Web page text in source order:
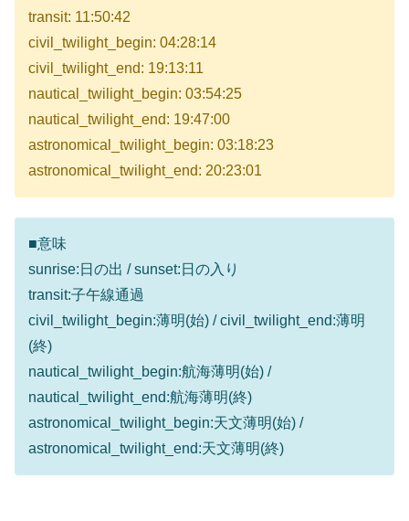
transit: 11:50:42
civil_twilight_begin: 04:28:14
civil_twilight_end: 19:13:11
nautical_twilight_begin: 03:54:25
nautical_twilight_end: 19:47:00
astronomical_twilight_begin: 03:18:23
astronomical_twilight_end: 20:23:01
■意味
sunrise:日の出 / sunset:日の入り
transit:子午線通過
civil_twilight_begin:薄明(始) / civil_twilight_end:薄明
(終)
nautical_twilight_begin:航海薄明(始) /
nautical_twilight_end:航海薄明(終)
astronomical_twilight_begin:天文薄明(始) /
astronomical_twilight_end:天文薄明(終)